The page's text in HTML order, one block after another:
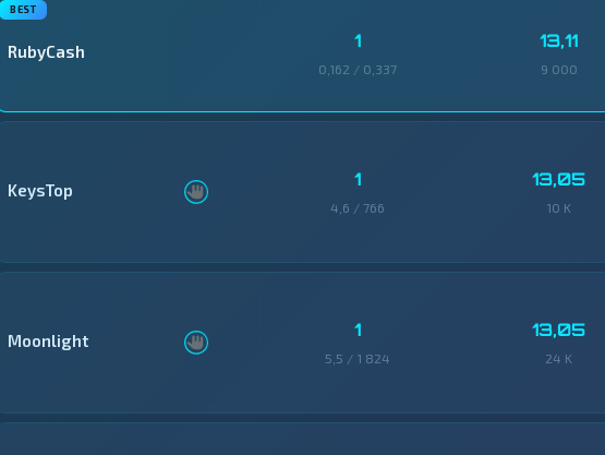
RubyCash 1
0,162 / 0,337
13,11
9 000
KeysTop 1
4,6 / 766
13,05
10 K
Moonlight 1
5,5 / 1 824
13,05
24 K